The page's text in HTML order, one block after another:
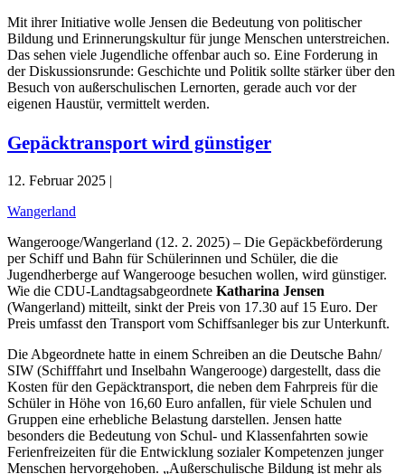
Mit ihrer Initiative wolle Jensen die Bedeutung von politischer
Bildung und Erinnerungskultur für junge Menschen unterstreichen.
Das sehen viele Jugendliche offenbar auch so. Eine Forderung in
der Diskussionsrunde: Geschichte und Politik sollte stärker über den
Besuch von außerschulischen Lernorten, gerade auch vor der
eigenen Haustür, vermittelt werden.
Gepäcktransport wird günstiger
12. Februar 2025 |
Wangerland
Wangerooge/Wangerland (12. 2. 2025) – Die Gepäckbeförderung
per Schiff und Bahn für Schülerinnen und Schüler, die die
Jugendherberge auf Wangerooge besuchen wollen, wird günstiger.
Wie die CDU-Landtagsabgeordnete Katharina Jensen
(Wangerland) mitteilt, sinkt der Preis von 17.30 auf 15 Euro. Der
Preis umfasst den Transport vom Schiffsanleger bis zur Unterkunft.
Die Abgeordnete hatte in einem Schreiben an die Deutsche Bahn/
SIW (Schifffahrt und Inselbahn Wangerooge) dargestellt, dass die
Kosten für den Gepäcktransport, die neben dem Fahrpreis für die
Schüler in Höhe von 16,60 Euro anfallen, für viele Schulen und
Gruppen eine erhebliche Belastung darstellen. Jensen hatte
besonders die Bedeutung von Schul- und Klassenfahrten sowie
Ferienfreizeiten für die Entwicklung sozialer Kompetenzen junger
Menschen hervorgehoben. „Außerschulische Bildung ist mehr als